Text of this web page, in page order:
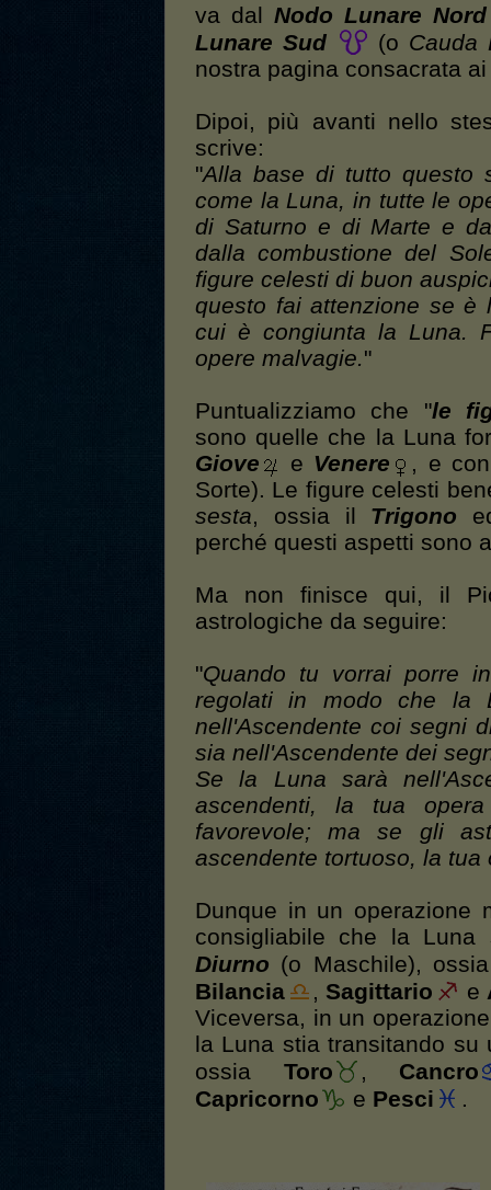
va dal Nodo Lunare Nord
Lunare Sud
(o Cauda
nostra pagina consacrata
Dipoi, più avanti nello
scrive:
"Alla base di tutto questo
come la Luna, in tutte le
di Saturno e di Marte e
dalla combustione del
figure celesti di buon
questo fai attenzione se è
cui è congiunta la Luna.
opere malvagie."
Puntualizziamo che "le
sono quelle che la Luna
Giove
e Venere
, e
Sorte). Le figure celesti
sesta, ossia il Trigono
perché questi aspetti sono
Ma non finisce qui, il
astrologiche da seguire:
"Quando tu vorrai porre
regolati in modo che la
nell'Ascendente coi segni
sia nell'Ascendente dei
Se la Luna sarà
ascendenti, la tua
favorevole; ma se gli
ascendente tortuoso, la
Dunque in un operazione
consigliabile che la
Diurno (o Maschile),
Bilancia
, Sagittario e
Viceversa, in un
la Luna stia transitando
ossia Toro , Cancro
Capricorno
e Pesci .